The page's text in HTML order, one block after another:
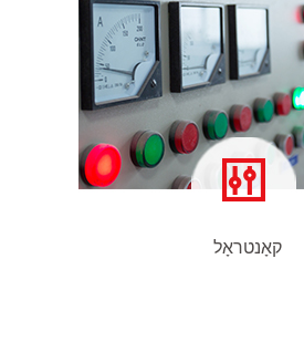
קאָנטראָל